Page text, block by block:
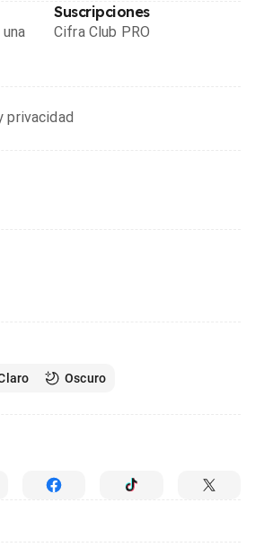
Suscripciones
Cifra Club PRO
privacidad
Oscuro